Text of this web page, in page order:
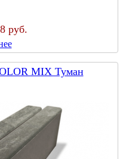
руб.
MIX Туман